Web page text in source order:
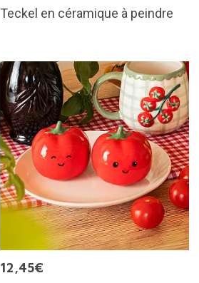
Teckel en céramique à peindre
12,45€